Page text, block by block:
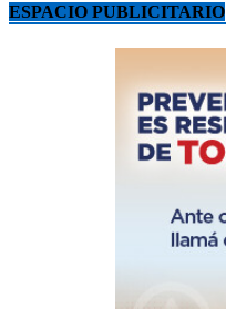
ESPACIO PUBLICITARIO